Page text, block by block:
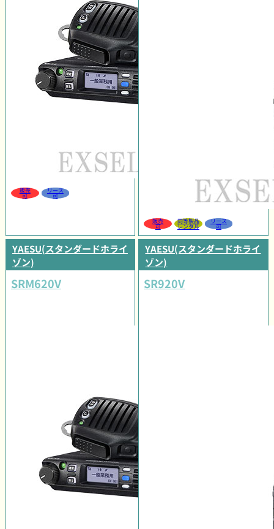
販売
可
リース
可
販売
可
同等製品
レンタル
リース
可
YAESU(スタンダードホライ
ゾン)
SRM620V
YAESU(スタンダードホライ
ゾン)
SR920V